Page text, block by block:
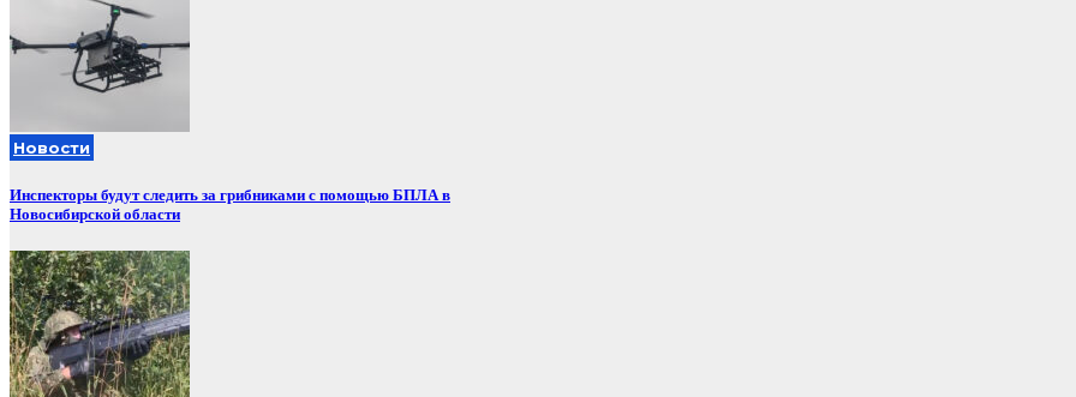
Новости
Инспекторы будут следить за грибниками с помощью БПЛА в
Новосибирской области